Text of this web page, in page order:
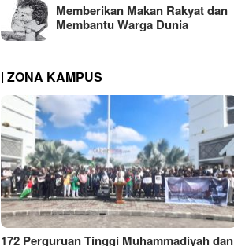
Memberikan Makan Rakyat dan
Membantu Warga Dunia
| ZONA KAMPUS
172 Perguruan Tinggi Muhammadiyah dan